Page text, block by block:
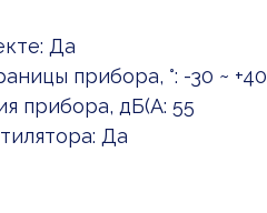
Да
прибора, °: -30 ~ +40
прибора, дБ(А: 55
Да